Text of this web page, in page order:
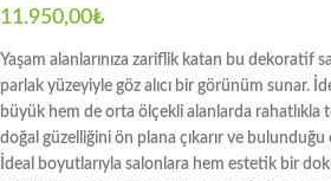
11.950,00₺
Yaşam alanlarınıza zariflik katan bu dekoratif
parlak yüzeyiyle göz alıcı bir görünüm sunar.
büyük hem de orta ölçekli alanlarda rahatlıkla
doğal güzelliğini ön plana çıkarır ve
İdeal boyutlarıyla salonlara hem estetik bir